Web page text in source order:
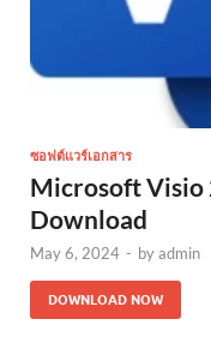
ซอฟต์แวร์เอกสาร
Microsoft Visio
Download
May 6, 2024 - byadmin
DOWNLOAD NOW